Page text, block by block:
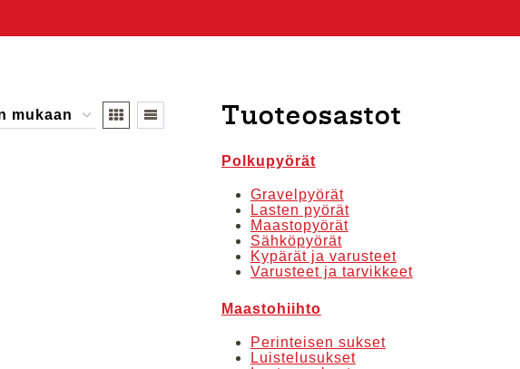
Tuoteosastot
Polkupyörät
Gravelpyörät
Lasten pyörät
Maastopyörät
Sähköpyörät
Kypärät ja varusteet
Varusteet ja tarvikkeet
Maastohiihto
Perinteisen sukset
Luistelusukset